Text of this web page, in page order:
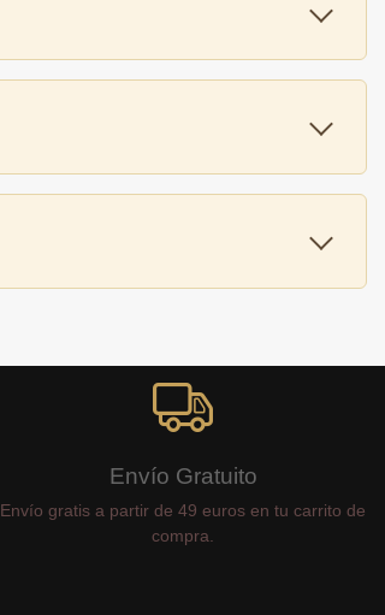
Envío Gratuito
Envío gratis a partir de 49 euros en tu carrito de
compra.